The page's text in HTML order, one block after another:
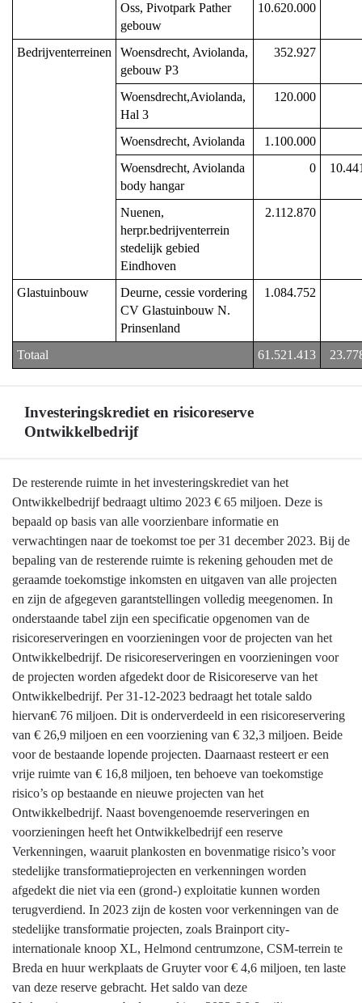
Oss, Pivotpark Pather
gebouw
10.620.000
Bedrijventerreinen
Woensdrecht, Aviolanda,
gebouw P3
352.927
Woensdrecht,Aviolanda,
Hal 3
120.000
Woensdrecht, Aviolanda
1.100.000
Woensdrecht, Aviolanda
body hangar
0
Nuenen,
herpr.bedrijventerrein
stedelijk gebied
Eindhoven
2.112.870
Glastuinbouw
Deurne, cessie vordering
CV Glastuinbouw N.
Prinsenland
1.084.752
Totaal 61.521.413
Investeringskrediet en risicoreserve
Ontwikkelbedrijf
Terug
naar
navigatie
Ontwikkelbedrijf
grondbeleid
Investeringskrediet
risicoreserve
Ontwikkelbedrijf
De resterende ruimte in het investeringskrediet van het
Ontwikkelbedrijf bedraagt ultimo 2023 € 65 miljoen. Deze is
bepaald op basis van alle voorzienbare informatie en
verwachtingen naar de toekomst toe per 31 december 2023. Bij de
bepaling van de resterende ruimte is rekening gehouden met de
geraamde toekomstige inkomsten en uitgaven van alle projecten
en zijn de afgegeven garantstellingen volledig meegenomen. In
onderstaande tabel zijn een specificatie opgenomen van de
risicoreserveringen en voorzieningen voor de projecten van het
Ontwikkelbedrijf. De risicoreserveringen en voorzieningen voor
de projecten worden afgedekt door de Risicoreserve van het
Ontwikkelbedrijf. Per 31-12-2023 bedraagt het totale saldo
hiervan€ 76 miljoen. Dit is onderverdeeld in een risicoreservering
van € 26,9 miljoen en een voorziening van € 32,3 miljoen. Beide
voor de bestaande lopende projecten. Daarnaast resteert er een
vrije ruimte van € 16,8 miljoen, ten behoeve van toekomstige
risico’s op bestaande en nieuwe projecten van het
Ontwikkelbedrijf. Naast bovengenoemde reserveringen en
voorzieningen heeft het Ontwikkelbedrijf een reserve
Verkenningen, waaruit plankosten en bovenmatige risico’s voor
stedelijke transformatieprojecten en verkenningen worden
afgedekt die niet via een (grond-) exploitatie kunnen worden
terugverdiend. In 2023 zijn de kosten voor verkenningen van de
stedelijke transformatie projecten, zoals Brainport city-
internationale knoop XL, Helmond centrumzone, CSM-terrein te
Breda en huur werkplaats de Gruyter voor € 4,6 miljoen, ten laste
van deze reserve gebracht. Het saldo van deze